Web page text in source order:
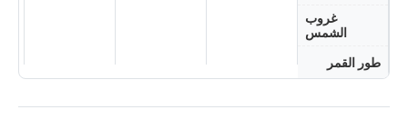
غروب
الشمس
طور القمر